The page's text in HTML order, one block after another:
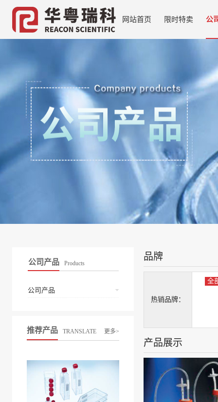
网站首页 限时特卖 公
公司产品 Products
公司产品
推荐产品 TRANSLATE 更多>
品牌
热销品牌：
全
产品展示